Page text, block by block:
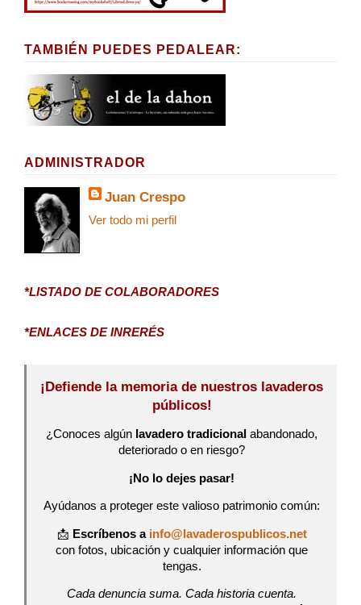
TAMBIÉN PUEDES PEDALEAR:
ADMINISTRADOR
Juan Crespo
Ver todo mi perfil
*LISTADO DE COLABORADORES
*ENLACES DE INRERÉS
¡Defiende la memoria de nuestros lavaderos
públicos!
¿Conoces algún lavadero tradicional abandonado,
deteriorado o en riesgo?
¡No lo dejes pasar!
Ayúdanos a proteger este valioso patrimonio común:
📩 Escríbenos a info@lavaderospublicos.net
con fotos, ubicación y cualquier información que
tengas.
Cada denuncia suma. Cada historia cuenta.